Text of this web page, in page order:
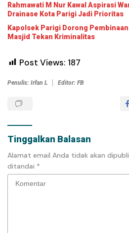
Rahmawati M Nur Kawal Aspirasi
Drainase Kota Parigi Jadi Prioritas
Kapolsek Parigi Dorong Pembinaan
Masjid Tekan Kriminalitas
Post Views: 187
Penulis: Irfan L Editor: FB
Tinggalkan Balasan
Alamat email Anda tidak akan
ditandai *